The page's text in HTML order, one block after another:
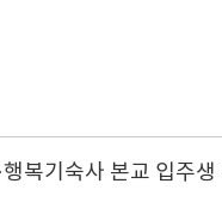
복기숙사 본교 입주